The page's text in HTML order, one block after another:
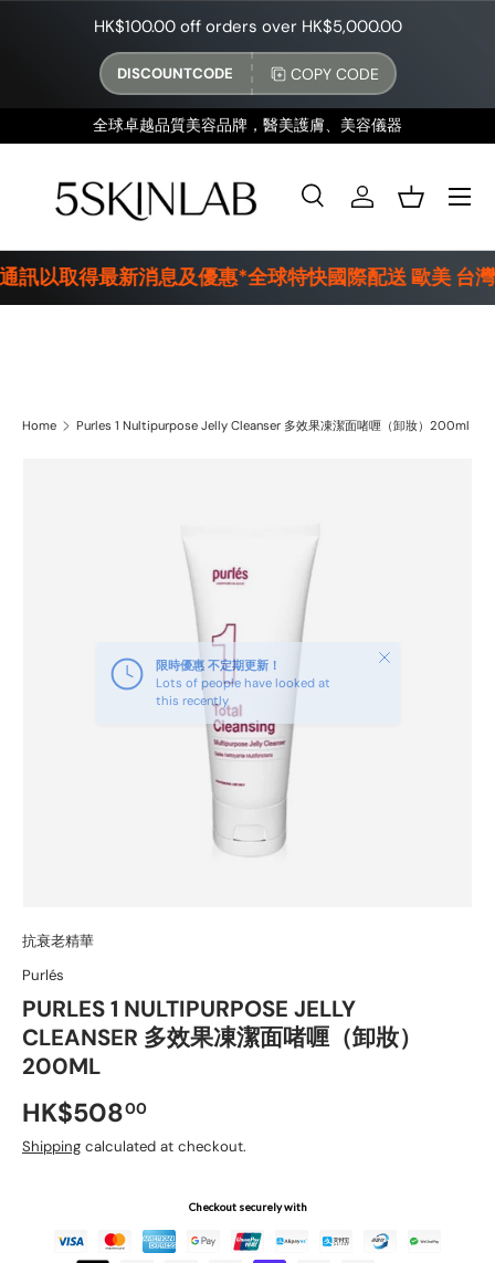
SKIP TO CONTENT
HK$100.00 off orders over HK$5,000.00
DISCOUNTCODE COPY CODE
全球卓越品質美容品牌，醫美護膚、美容儀器
Search
Product type
All
SearchLog inBasket
Menu
以取得最新消息及優惠*全球特快國際配送 歐美 台灣
Home Purles 1 Nultipurpose Jelly Cleanser 多效果凍潔面啫喱（卸妝）200ml
限時優惠 不定期更新！
Lots of people have looked at
this recently
Close
抗衰老精華
Purlés
PURLES 1 NULTIPURPOSE JELLY
CLEANSER 多效果凍潔面啫喱（卸妝）
200ML
Regular price
HK$50800
Shipping calculated at checkout.
Checkout securely with